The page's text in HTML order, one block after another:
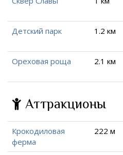
Детский парк 1.2 км
Ореховая роща 2.1 км
Аттракционы
Крокодиловая
ферма
222 м